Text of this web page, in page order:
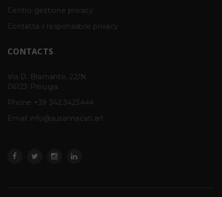
Centro gestione privacy
Contatta il responsabile privacy
CONTACTS
Via D. Bramante, 22/N
06123 Perugia
Phone +39 342.3423444
Email info@susannacati.art